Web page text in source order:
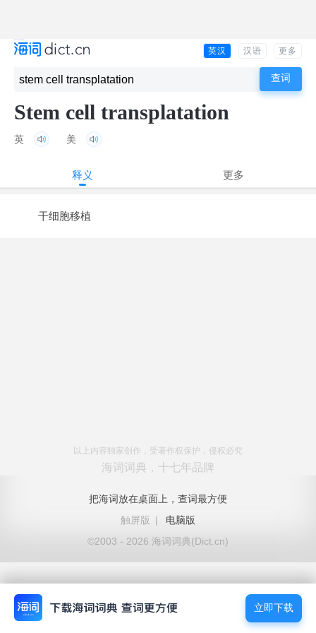
英汉 汉语 更多
Stem cell transplatation
英 美
释义 更多
干细胞移植
以上内容独家创作，受著作权保护，侵权必究
海词词典，十七年品牌
把海词放在桌面上，查词最方便
触屏版
|
电脑版
©2003 - 2026 海词词典(Dict.cn)
立即下载
立即下载